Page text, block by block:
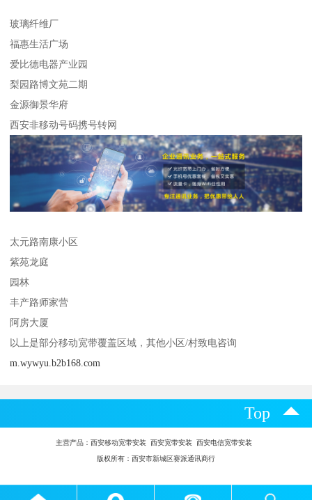
玻璃纤维厂
福惠生活广场
爱比德电器产业园
梨园路博文苑二期
金源御景华府
西安非移动号码携号转网
太元路南康小区
紫苑龙庭
园林
丰产路师家营
阿房大厦
以上是部分移动宽带覆盖区域，其他小区/村致电咨询
m.wywyu.b2b168.com
Top
主营产品： 西安移动宽带安装 西安宽带安装 西安电信宽带安装
版权所有：西安市新城区赛派通讯商行